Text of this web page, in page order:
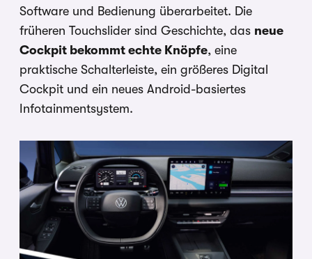
Software und Bedienung überarbeitet. Die
früheren Touchslider sind Geschichte, das neue
Cockpit bekommt echte Knöpfe, eine
praktische Schalterleiste, ein größeres Digital
Cockpit und ein neues Android-basiertes
Infotainmentsystem.